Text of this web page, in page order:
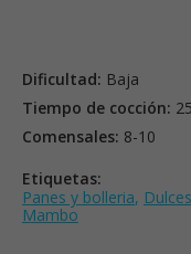
Dificultad: Baja
Tiempo de cocción:
Comensales: 8-10
Etiquetas:
Panes y bolleria,
Mambo